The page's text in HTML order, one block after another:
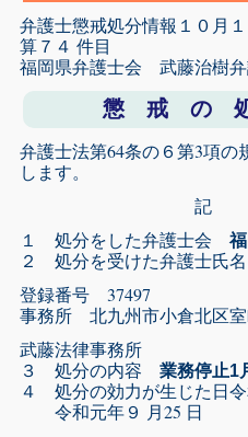
弁護士懲戒処分情報１０月
算７４ 件目
福岡県弁護士会 武藤治樹
懲 戒 の
弁護士法第64条の６第3項
します。
記
１ 処分をした弁護士会
２ 処分を受けた弁護士
登録番号 37497
事務所 北九州市小倉北区室
武藤法律事務所
３ 処分の内容業務停止1
４ 処分の効力が生じた日
令和元年９ 月25 日